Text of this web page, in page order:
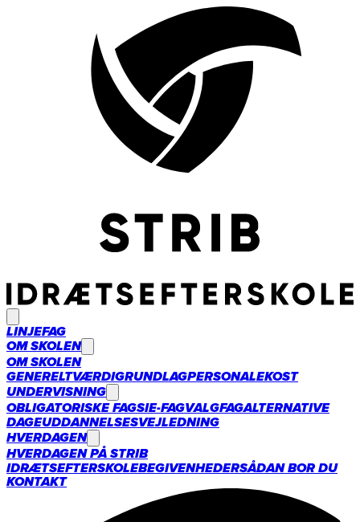
LINJEFAG
OM SKOLEN
OM SKOLEN
GENERELTVÆRDIGRUNDLAGPERSONALEKOST
UNDERVISNING
OBLIGATORISKE FAGSIE-FAGVALGFAGALTERNATIVE
DAGEUDDANNELSESVEJLEDNING
HVERDAGEN
HVERDAGEN PÅ STRIB
IDRÆTSEFTERSKOLEBEGIVENHEDERSÅDAN BOR DU
KONTAKT